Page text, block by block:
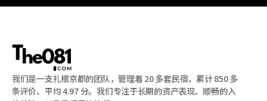
我们是一支扎根京都的团队，管理着 20 多套民宿，累计 850 多
条评价、平均 4.97 分。我们专注于长期的资产表现、顺畅的入